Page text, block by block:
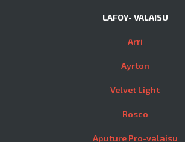
LAFOY- VALAISU
Arri
Ayrton
Velvet Light
Rosco
Aputure Pro-valaisu